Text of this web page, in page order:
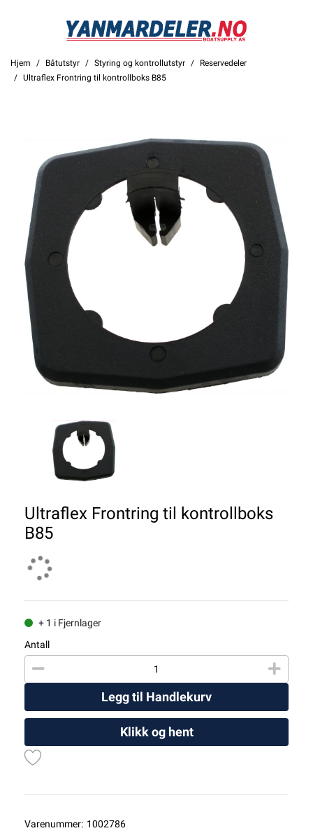
Hjem Båtutstyr Styring og kontrollutstyr
Reservedeler
Ultraflex Frontring til kontrollboks B85
Ultraflex Frontring til kontrollboks
B85
+ 1 i Fjernlager
Antall
Legg til Handlekurv
Klikk og hent
Varenummer: 1002786